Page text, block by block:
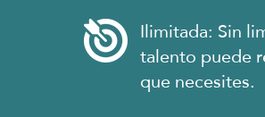
Ilimitada: Sin
talento puede
que necesites.